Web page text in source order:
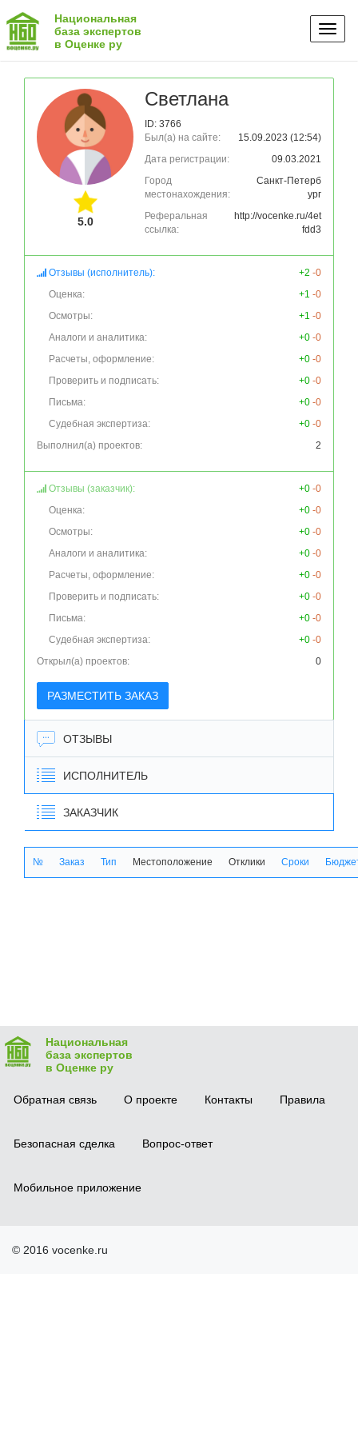
Национальная
база экспертов
в Оценке ру
5.0
Светлана
ID: 3766
Был(а) на сайте:
15.09.2023 (12:54)
Дата регистрации:
09.03.2021
Город
местонахождения:
Санкт-Петерб
ург
Реферальная
ссылка:
http://vocenke.ru/4et
fdd3
Отзывы (исполнитель): +2 -0
Оценка:
+1 -0
Осмотры:
+1 -0
Аналоги и аналитика:
+0 -0
Расчеты, оформление:
+0 -0
Проверить и подписать:
+0 -0
Письма:
+0 -0
Судебная экспертиза:
+0 -0
Выполнил(а) проектов:
2
Отзывы (заказчик): +0 -0
Оценка:
+0 -0
Осмотры:
+0 -0
Аналоги и аналитика:
+0 -0
Расчеты, оформление:
+0 -0
Проверить и подписать:
+0 -0
Письма:
+0 -0
Судебная экспертиза:
+0 -0
Открыл(а) проектов:
0
РАЗМЕСТИТЬ ЗАКАЗ
ОТЗЫВЫ
ИСПОЛНИТЕЛЬ
ЗАКАЗЧИК
№ Заказ Тип Местоположение Отклики Сроки
Национальная
база экспертов
в Оценке ру
Обратная связь О проекте Контакты Правила
Безопасная сделка Вопрос-ответ
Мобильное приложение
© 2016 vocenke.ru